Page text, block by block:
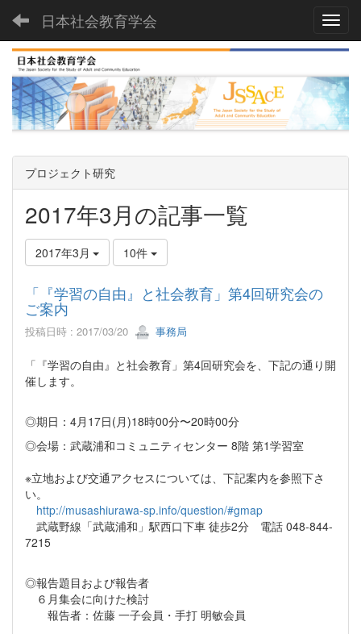
日本社会教育学会
プロジェクト研究
2017年3月の記事一覧
2017年3月 10件
「『学習の自由』と社会教育」第4回研究会の
ご案内
投稿日時 : 2017/03/20 事務局
「『学習の自由』と社会教育」第4回研究会を、下記の通り開
催します。
◎期日：4月17日(月)18時00分〜20時00分
◎会場：武蔵浦和コミュニティセンター 8階 第1学習室
※立地および交通アクセスについては、下記案内を参照下さ
い。
http://musashiurawa-sp.info/question/#gmap
武蔵野線「武蔵浦和」駅西口下車 徒歩2分 電話 048-844-
7215
◎報告題目および報告者
６月集会に向けた検討
報告者：佐藤 一子会員・手打 明敏会員